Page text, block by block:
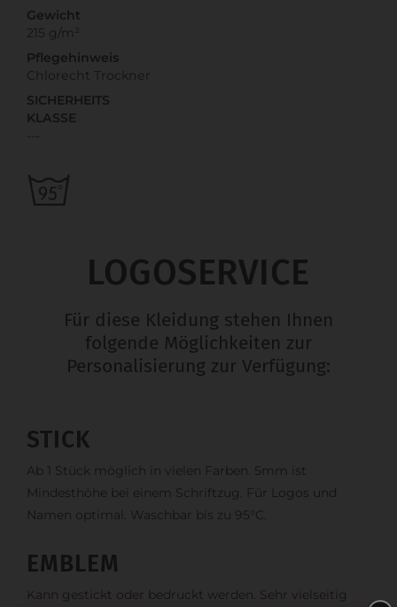
Gewicht
215 g/m²
Pflegehinweis
Chlorecht Trockner
SICHERHEITS
KLASSE
LOGOSERVICE
Für diese Kleidung stehen Ihnen
folgende Möglichkeiten zur
Personalisierung zur Verfügung:
STICK
Ab 1 Stück möglich in vielen Farben. 5mm ist
Mindesthöhe bei einem Schriftzug. Für Logos und
Namen optimal. Waschbar bis zu 95°C.
EMBLEM
Kann gestickt oder bedruckt werden. Sehr vielseitig